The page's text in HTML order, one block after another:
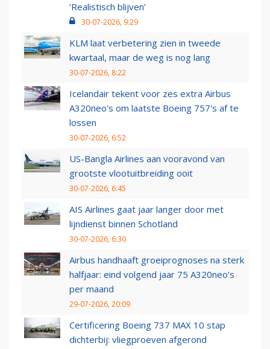
‘Realistisch blijven’
30-07-2026, 9:29
KLM laat verbetering zien in tweede
kwartaal, maar de weg is nog lang
30-07-2026, 8:22
Icelandair tekent voor zes extra Airbus
A320neo's om laatste Boeing 757's af te
lossen
30-07-2026, 6:52
US-Bangla Airlines aan vooravond van
grootste vlootuitbreiding ooit
30-07-2026, 6:45
AIS Airlines gaat jaar langer door met
lijndienst binnen Schotland
30-07-2026, 6:30
Airbus handhaaft groeiprognoses na sterk
halfjaar: eind volgend jaar 75 A320neo’s
per maand
29-07-2026, 20:09
Certificering Boeing 737 MAX 10 stap
dichterbij: vliegproeven afgerond